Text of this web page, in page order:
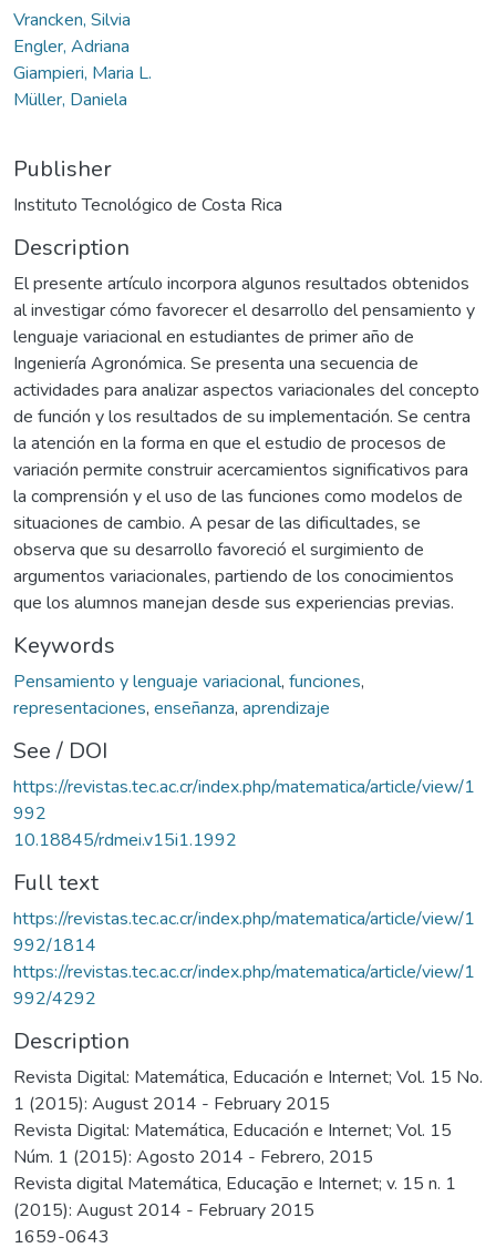
Vrancken, Silvia
Engler, Adriana
Giampieri, Maria L.
Müller, Daniela
Publisher
Instituto Tecnológico de Costa Rica
Description
El presente artículo incorpora algunos resultados obtenidos
al investigar cómo favorecer el desarrollo del pensamiento y
lenguaje variacional en estudiantes de primer año de
Ingeniería Agronómica. Se presenta una secuencia de
actividades para analizar aspectos variacionales del concepto
de función y los resultados de su implementación. Se centra
la atención en la forma en que el estudio de procesos de
variación permite construir acercamientos significativos para
la comprensión y el uso de las funciones como modelos de
situaciones de cambio. A pesar de las dificultades, se
observa que su desarrollo favoreció el surgimiento de
argumentos variacionales, partiendo de los conocimientos
que los alumnos manejan desde sus experiencias previas.
Keywords
Pensamiento y lenguaje variacional, funciones,
representaciones, enseñanza, aprendizaje
See / DOI
https://revistas.tec.ac.cr/index.php/matematica/article/view/1
992
10.18845/rdmei.v15i1.1992
Full text
https://revistas.tec.ac.cr/index.php/matematica/article/view/1
992/1814
https://revistas.tec.ac.cr/index.php/matematica/article/view/1
992/4292
Description
Revista Digital: Matemática, Educación e Internet; Vol. 15 No.
1 (2015): August 2014 - February 2015
Revista Digital: Matemática, Educación e Internet; Vol. 15
Núm. 1 (2015): Agosto 2014 - Febrero, 2015
Revista digital Matemática, Educação e Internet; v. 15 n. 1
(2015): August 2014 - February 2015
1659-0643